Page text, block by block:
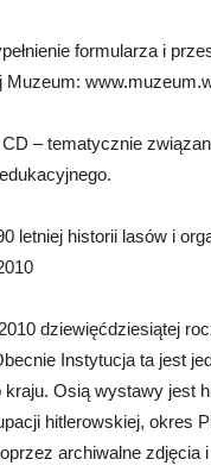
formularza i
Muzeum:
– tematycznie
letniej historii lasów i
dziewięćdziesiątej
Instytucja ta jest
Osią wystawy jest
hitlerowskiej, okres
archiwalne zdjęcia